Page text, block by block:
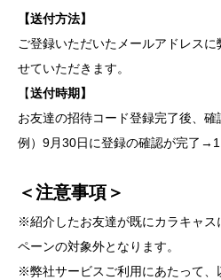
【送付方法】
ご登録いただいたメールアドレス
せていただきます。
【送付時期】
お友達の招待コード登録完了後、
例）9月30日に登録の確認が完了
＜注意事項＞
※紹介したお友達が既にカラキャス
ペーンの対象外となります。
※弊社サービスご利用にあたって、